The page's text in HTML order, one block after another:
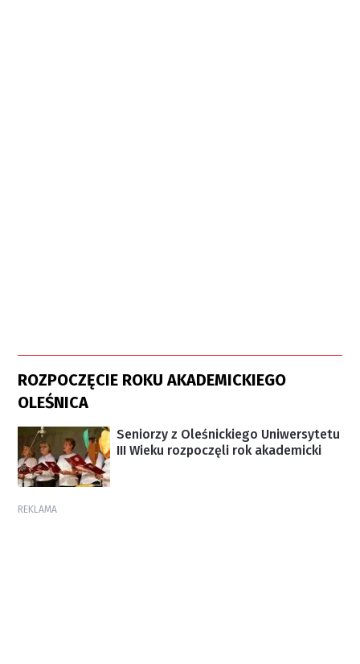
ROZPOCZĘCIE ROKU AKADEMICKIEGO
OLEŚNICA
Seniorzy z Oleśnickiego Uniwersytetu
III Wieku rozpoczęli rok akademicki
REKLAMA